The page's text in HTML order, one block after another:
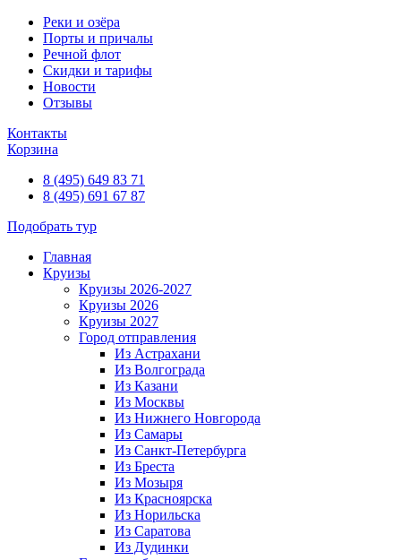
Реки и озёра
Порты и причалы
Речной флот
Скидки и тарифы
Новости
Отзывы
Контакты
Корзина
8 (495) 649 83 71
8 (495) 691 67 87
Подобрать тур
Главная
Круизы
Круизы 2026-2027
Круизы 2026
Круизы 2027
Город отправления
Из Астрахани
Из Волгограда
Из Казани
Из Москвы
Из Нижнего Новгорода
Из Самары
Из Санкт-Петербурга
Из Бреста
Из Мозыря
Из Красноярска
Из Норильска
Из Саратова
Из Дудинки